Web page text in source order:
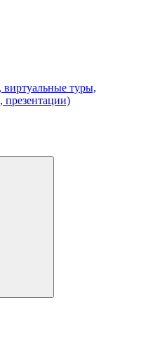
виртуальные туры,
презентации)